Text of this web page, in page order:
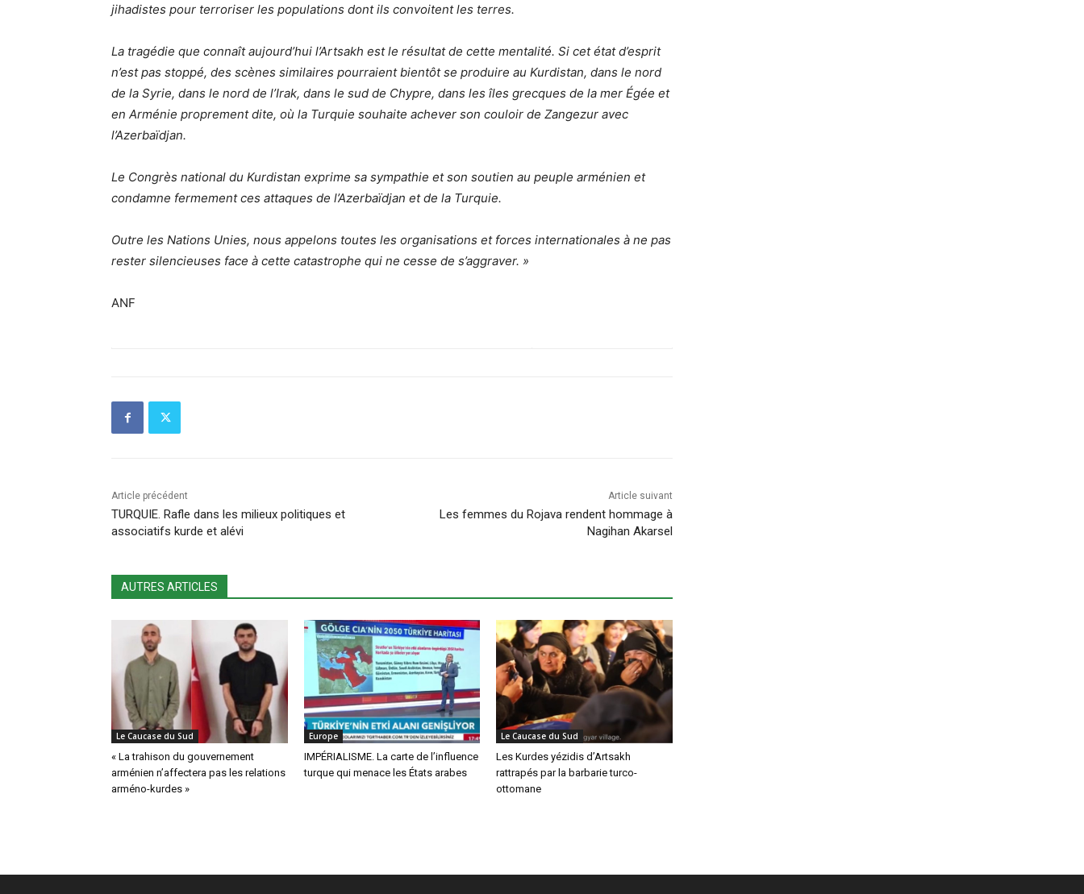
jihadistes pour terroriser les populations dont ils convoitent les terres.
La tragédie que connaît aujourd’hui l’Artsakh est le résultat de cette mentalité. Si cet état d’esprit
n’est pas stoppé, des scènes similaires pourraient bientôt se produire au Kurdistan, dans le nord
de la Syrie, dans le nord de l’Irak, dans le sud de Chypre, dans les îles grecques de la mer Égée et
en Arménie proprement dite, où la Turquie souhaite achever son couloir de Zangezur avec
l’Azerbaïdjan.
Le Congrès national du Kurdistan exprime sa sympathie et son soutien au peuple arménien et
condamne fermement ces attaques de l’Azerbaïdjan et de la Turquie.
Outre les Nations Unies, nous appelons toutes les organisations et forces internationales à ne pas
rester silencieuses face à cette catastrophe qui ne cesse de s’aggraver. »
ANF
Article précédent
TURQUIE. Rafle dans les milieux politiques et
associatifs kurde et alévi
Article suivant
Les femmes du Rojava rendent hommage à
Nagihan Akarsel
AUTRES ARTICLES
Le Caucase du Sud
« La trahison du gouvernement
arménien n’affectera pas les relations
arméno-kurdes »
Europe
IMPÉRIALISME. La carte de l’influence
turque qui menace les États arabes
Le Caucase du Sud
Les Kurdes yézidis d’Artsakh
rattrapés par la barbarie turco-
ottomane